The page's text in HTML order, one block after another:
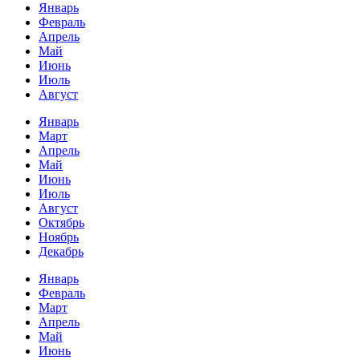
Январь
Февраль
Апрель
Май
Июнь
Июль
Август
Январь
Март
Апрель
Май
Июнь
Июль
Август
Октябрь
Ноябрь
Декабрь
Январь
Февраль
Март
Апрель
Май
Июнь